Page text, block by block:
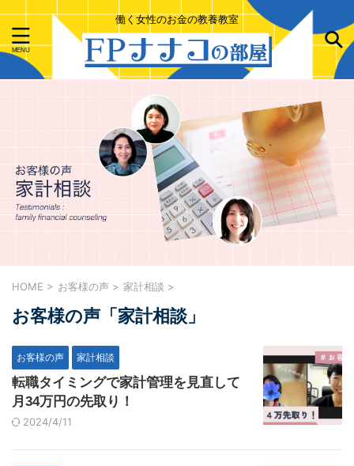
働く女性のお金の教養教室
HOME > お客様の声 > 家計相談 >
お客様の声「家計相談」
お客様の声 家計相談
転職タイミングで家計管理を見直して
月34万円の先取り！
2024/4/11